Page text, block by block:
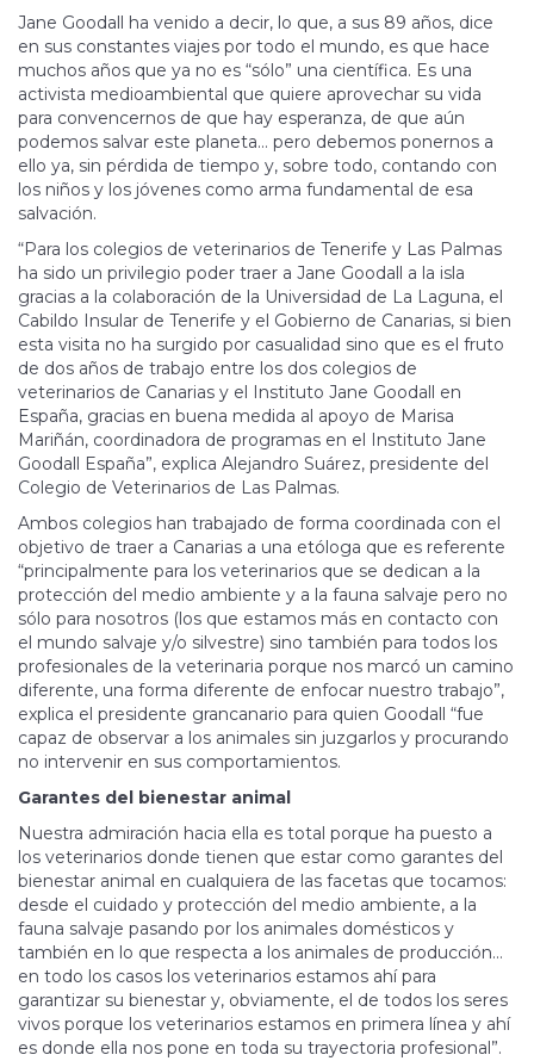
Jane Goodall ha venido a decir, lo que, a sus 89 años, dice
en sus constantes viajes por todo el mundo, es que hace
muchos años que ya no es “sólo” una científica. Es una
activista medioambiental que quiere aprovechar su vida
para convencernos de que hay esperanza, de que aún
podemos salvar este planeta… pero debemos ponernos a
ello ya, sin pérdida de tiempo y, sobre todo, contando con
los niños y los jóvenes como arma fundamental de esa
salvación.
“Para los colegios de veterinarios de Tenerife y Las Palmas
ha sido un privilegio poder traer a Jane Goodall a la isla
gracias a la colaboración de la Universidad de La Laguna, el
Cabildo Insular de Tenerife y el Gobierno de Canarias, si bien
esta visita no ha surgido por casualidad sino que es el fruto
de dos años de trabajo entre los dos colegios de
veterinarios de Canarias y el Instituto Jane Goodall en
España, gracias en buena medida al apoyo de Marisa
Mariñán, coordinadora de programas en el Instituto Jane
Goodall España”, explica Alejandro Suárez, presidente del
Colegio de Veterinarios de Las Palmas.
Ambos colegios han trabajado de forma coordinada con el
objetivo de traer a Canarias a una etóloga que es referente
“principalmente para los veterinarios que se dedican a la
protección del medio ambiente y a la fauna salvaje pero no
sólo para nosotros (los que estamos más en contacto con
el mundo salvaje y/o silvestre) sino también para todos los
profesionales de la veterinaria porque nos marcó un camino
diferente, una forma diferente de enfocar nuestro trabajo”,
explica el presidente grancanario para quien Goodall “fue
capaz de observar a los animales sin juzgarlos y procurando
no intervenir en sus comportamientos.
Garantes del bienestar animal
Nuestra admiración hacia ella es total porque ha puesto a
los veterinarios donde tienen que estar como garantes del
bienestar animal en cualquiera de las facetas que tocamos:
desde el cuidado y protección del medio ambiente, a la
fauna salvaje pasando por los animales domésticos y
también en lo que respecta a los animales de producción…
en todo los casos los veterinarios estamos ahí para
garantizar su bienestar y, obviamente, el de todos los seres
vivos porque los veterinarios estamos en primera línea y ahí
es donde ella nos pone en toda su trayectoria profesional”.